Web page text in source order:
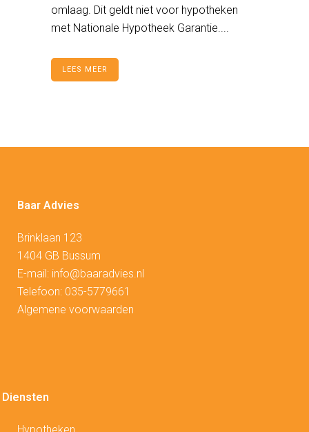
omlaag. Dit geldt niet voor hypotheken
met Nationale Hypotheek Garantie....
LEES MEER
Baar Advies
Brinklaan 123
1404 GB Bussum
E-mail: info@baaradvies.nl
Telefoon: 035-5779661
Algemene voorwaarden
Diensten